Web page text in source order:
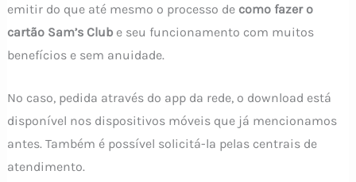
emitir do que até mesmo o processo de como fazer o
cartão Sam’s Clube seu funcionamento com muitos
benefícios e sem anuidade.
No caso, pedida através do app da rede, o download está
disponível nos dispositivos móveis que já mencionamos
antes. Também é possível solicitá-la pelas centrais de
atendimento.